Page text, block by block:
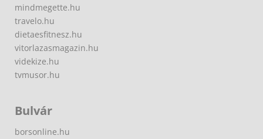
mindmegette.hu
travelo.hu
dietaesfitnesz.hu
vitorlazasmagazin.hu
videkize.hu
tvmusor.hu
Bulvár
borsonline.hu